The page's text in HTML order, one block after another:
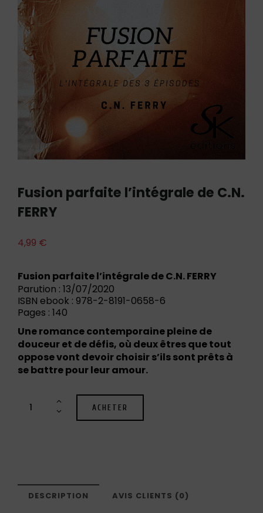
Fusion parfaite l’intégrale de C.N.
FERRY
4,99 €
Fusion parfaite l’intégrale de C.N. FERRY
Parution : 13/07/2020
ISBN ebook : 978-2-8191-0658-6
Pages : 140
Une romance contemporaine pleine de
douceur et de défis, où deux êtres que tout
oppose vont devoir choisir s’ils sont prêts à
se battre pour leur amour.
ACHETER
DESCRIPTION AVIS CLIENTS (0)